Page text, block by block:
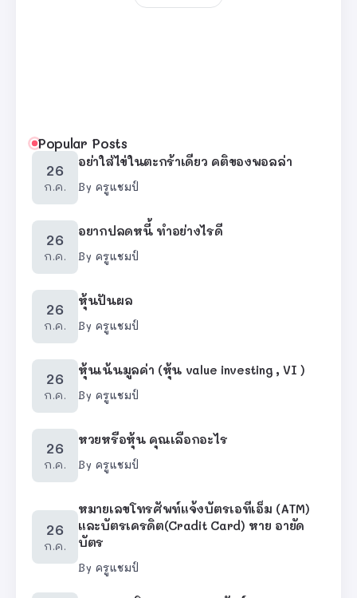
Popular Posts
26
ก.ค.
อย่าใส่ไข่ในตะกร้าเดียว คติของพอลล่า
By ครูแชมป์
26
ก.ค.
อยากปลดหนี้ ทำอย่างไรดี
By ครูแชมป์
26
ก.ค.
หุ้นปันผล
By ครูแชมป์
26
ก.ค.
หุ้นเน้นมูลค่า (หุ้น value investing , VI )
By ครูแชมป์
26
ก.ค.
หวยหรือหุ้น คุณเลือกอะไร
By ครูแชมป์
26
ก.ค.
หมายเลขโทรศัพท์แจ้งบัตรเอทีเอ็ม (ATM)
และบัตรเครดิต(Cradit Card) หาย อายัด
บัตร
By ครูแชมป์